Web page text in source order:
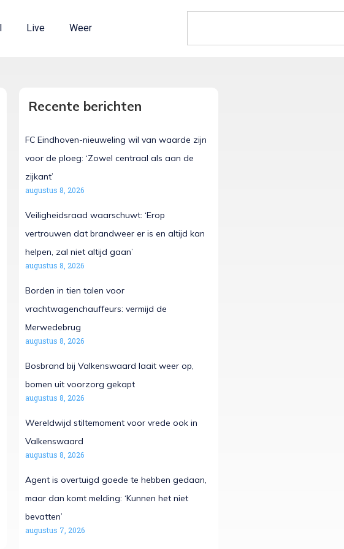
Live Weer
Recente berichten
FC Eindhoven-nieuweling wil van waarde zijn
voor de ploeg: ‘Zowel centraal als aan de
zijkant’
augustus 8, 2026
Veiligheidsraad waarschuwt: ‘Erop
vertrouwen dat brandweer er is en altijd kan
helpen, zal niet altijd gaan’
augustus 8, 2026
Borden in tien talen voor
vrachtwagenchauffeurs: vermijd de
Merwedebrug
augustus 8, 2026
Bosbrand bij Valkenswaard laait weer op,
bomen uit voorzorg gekapt
augustus 8, 2026
Wereldwijd stiltemoment voor vrede ook in
Valkenswaard
augustus 8, 2026
Agent is overtuigd goede te hebben gedaan,
maar dan komt melding: ‘Kunnen het niet
bevatten’
augustus 7, 2026